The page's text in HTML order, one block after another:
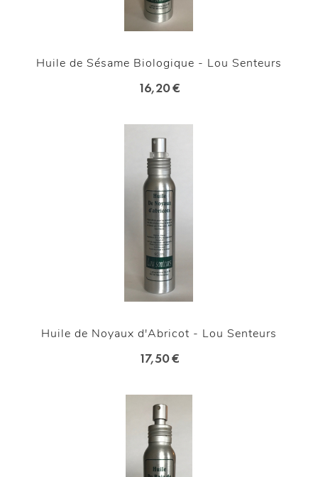
Huile de Sésame Biologique - Lou Senteurs
16,20 €
Huile de Noyaux d'Abricot - Lou Senteurs
17,50 €